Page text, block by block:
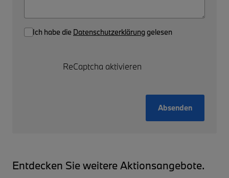
Ich habe die Datenschutzerklärung gelesen
ReCaptcha aktivieren
Absenden
Entdecken Sie weitere Aktionsangebote.